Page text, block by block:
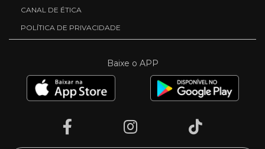
CANAL DE ÉTICA
POLÍTICA DE PRIVACIDADE
Baixe o APP